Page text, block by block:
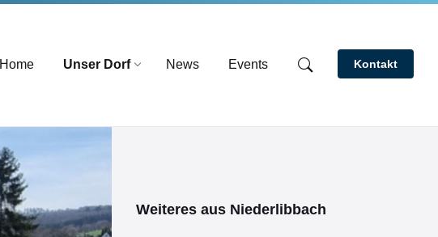
Home Unser Dorf News Events Kontakt
Weiteres aus Niederlibbach